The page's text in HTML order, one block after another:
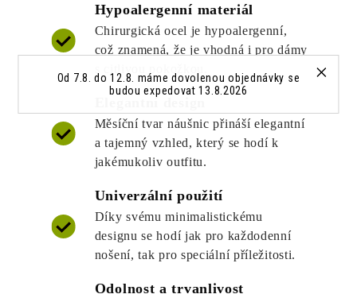
Od 7.8. do 12.8. máme dovolenou objednávky se
budou expedovat 13.8.2026
Hypoalergenní materiál
Chirurgická ocel je hypoalergenní,
což znamená, že je vhodná i pro dámy
Měsíční tvar náušnic přináší elegantní
a tajemný vzhled, který se hodí k
jakémukoliv outfitu.
Univerzální použití
Díky svému minimalistickému
designu se hodí jak pro každodenní
nošení, tak pro speciální příležitosti.
Odolnost a trvanlivost